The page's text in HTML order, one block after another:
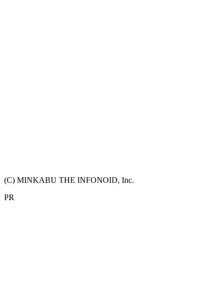
(C) MINKABU THE INFONOID, Inc.
PR